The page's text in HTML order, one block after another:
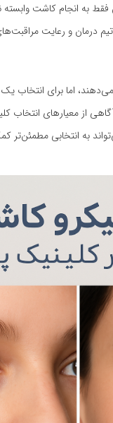
به انجام کاشت وابسته
درمان و رعایت
اما برای انتخاب
آگاهی از معیارهای
به انتخابی مطمئن‌تر